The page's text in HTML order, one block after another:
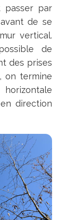
passer par
de se
vertical.
de
des prises
on termine
direction